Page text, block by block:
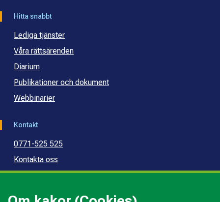
Hitta snabbt
Lediga tjänster
Våra rättsärenden
Diarium
Publikationer och dokument
Webbinarier
Kontakt
0771-525 525
Kontakta oss
Press